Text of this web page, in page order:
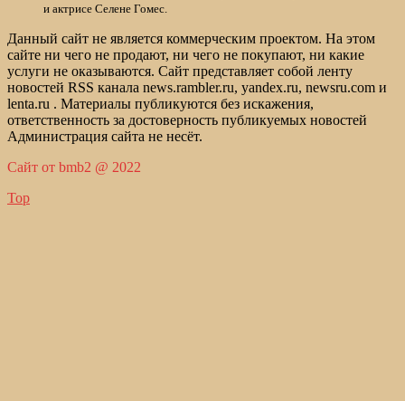
и актрисе Селене Гомес.
Данный сайт не является коммерческим проектом. На этом
сайте ни чего не продают, ни чего не покупают, ни какие
услуги не оказываются. Сайт представляет собой ленту
новостей RSS канала news.rambler.ru, yandex.ru, newsru.com и
lenta.ru . Материалы публикуются без искажения,
ответственность за достоверность публикуемых новостей
Администрация сайта не несёт.
Сайт от bmb2 @ 2022
Top